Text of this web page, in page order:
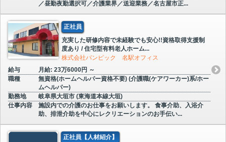
／昼勤夜勤選択可／介護業界／送迎業務／名古屋市正...
正社員
充実した研修内容で未経験でも安心!!資格取得支援制
度あり / 住宅型有料老人ホーム...
株式会社パンピック 名駅オフィス
給与
月給: 23万6000円 ～
職種
無資格(ホームヘルパー資格不要) (介護職(ケアワーカー)系/ホー
ムヘルパー)
勤務地
岐阜県大垣市 (東海道本線大垣)
仕事内容
施設内での介護のお仕事をお願いします。 食事介助、入浴介
助、排泄介助を中心にレクリエーションのお手伝い...
正社員【人材紹介】